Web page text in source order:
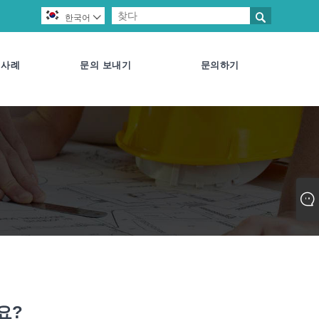

한국어 
사례 문의 보내기 문의하기
?